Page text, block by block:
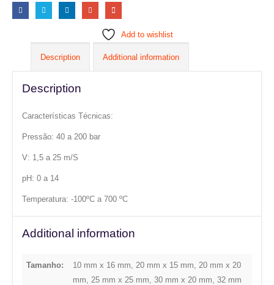
Add to wishlist
Description Additional information
Description
Características Técnicas:
Pressão: 40 a 200 bar
V: 1,5 a 25 m/S
pH: 0 a 14
Temperatura: -100ºC a 700 ºC
Additional information
Tamanho:
10 mm x 16 mm, 20 mm x 15 mm, 20 mm x 20
mm, 25 mm x 25 mm, 30 mm x 20 mm, 32 mm